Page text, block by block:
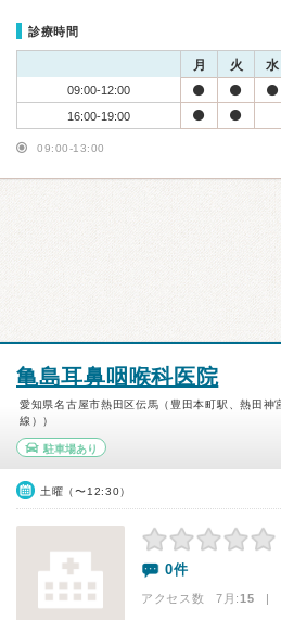
診療時間
月 火 水
09:00-12:00
16:00-19:00
09:00-13:00
亀島耳鼻咽喉科医院
愛知県名古屋市熱田区伝馬（豊田本町駅、熱田神
線））
駐車場あり
土曜（〜12:30）
0件
アクセス数 7月:15 |